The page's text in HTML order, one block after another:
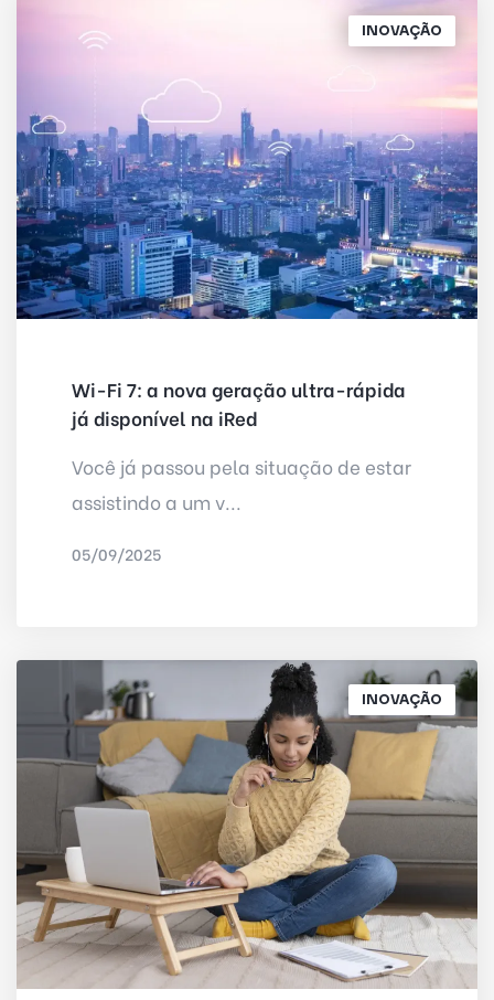
INOVAÇÃO
Wi-Fi 7: a nova geração ultra-rápida
já disponível na iRed
Você já passou pela situação de estar
assistindo a um v...
05/09/2025
INOVAÇÃO